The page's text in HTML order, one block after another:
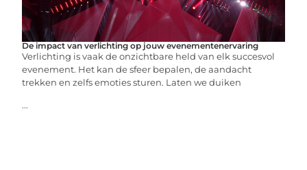
De impact van verlichting op jouw evenementenervaring
Verlichting is vaak de onzichtbare held van elk succesvol
evenement. Het kan de sfeer bepalen, de aandacht
trekken en zelfs emoties sturen. Laten we duiken
...